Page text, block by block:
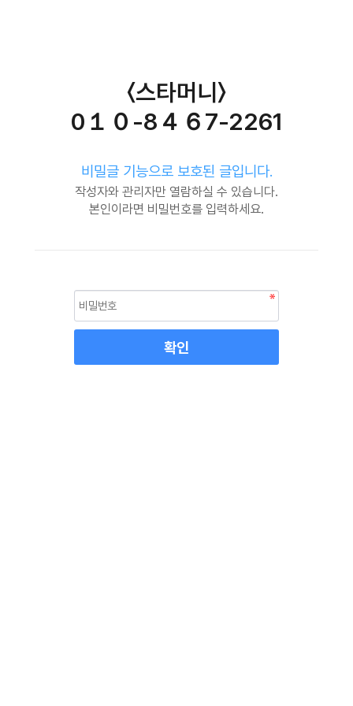
〈스타머니〉
0１０-8４６7-2261
비밀글 기능으로 보호된 글입니다.
작성자와 관리자만 열람하실 수 있습니다.
본인이라면 비밀번호를 입력하세요.